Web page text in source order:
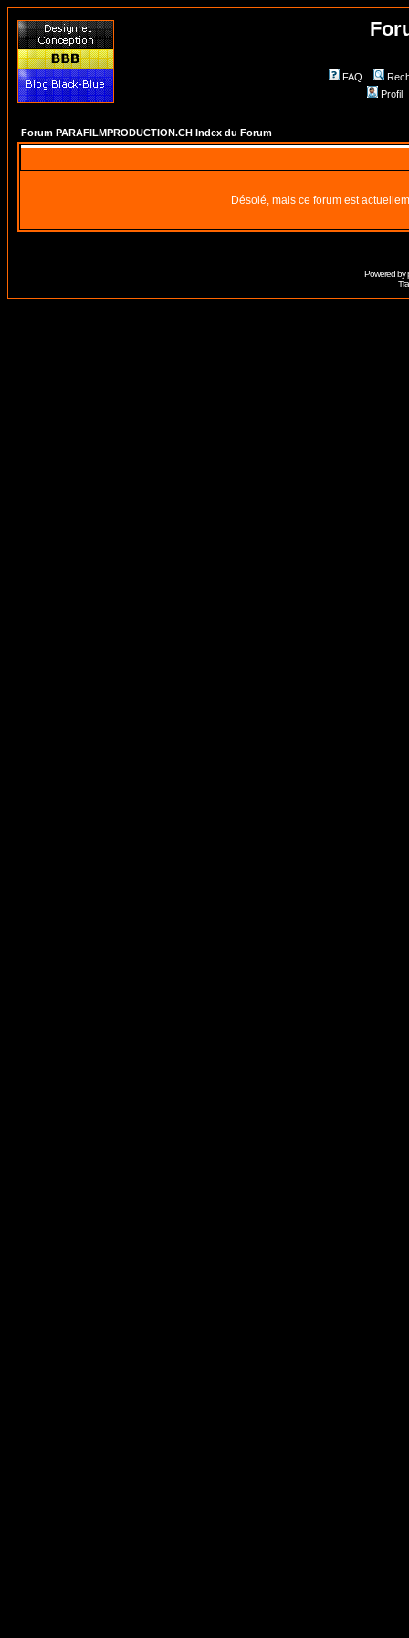
FAQ
Profil
Forum PARAFILMPRODUCTION.CH Index du Forum
Désolé, mais ce forum est
Powered by